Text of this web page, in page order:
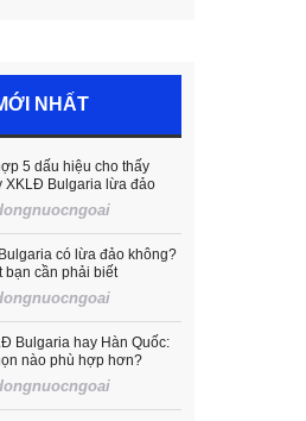
NHẤT
5 dấu hiệu cho thấy
XKLĐ Bulgaria lừa đảo
có lừa đảo không?
bạn cần phải biết
Bulgaria hay Hàn Quốc:
nào phù hợp hơn?